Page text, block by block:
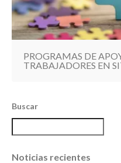
PROGRAMAS DE
TRABAJADORES EN
Buscar
Noticias recientes